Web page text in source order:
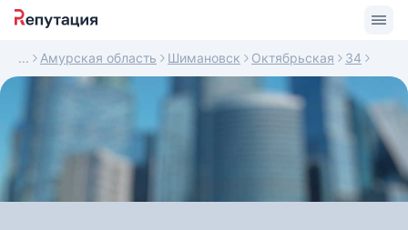
Амурская область Шимановск Октябрьская 34